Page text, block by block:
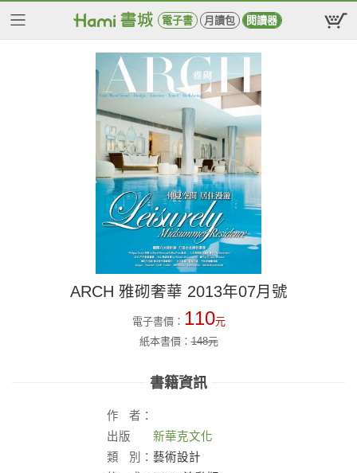
電子書 月讀包 閱讀器
ARCH 雅砌奢華 2013年07月號
電子書價： 110元
紙本書價：148元
書籍資訊
作
者：
出版
社：
新華克文化
類
別： 藝術設計